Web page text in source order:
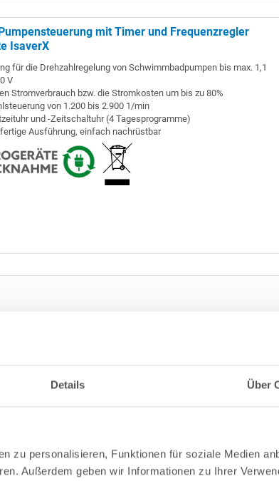
Details Über
zu personalisieren, Funktionen für soziale Medien
Außerdem geben wir Informationen zu Ihrer
mit Timer und Frequenzregler
IsaverX
für die Drehzahlregelung von Schwimmbadpumpen bis max. 1,1
V
Stromverbrauch bzw. die Stromkosten um bis zu 80%
von 1.200 bis 2.900 1/min
und -Zeitschaltuhr (4 Tagesprogramme)
Ausführung, einfach nachrüstbar